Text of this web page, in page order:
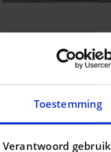
Toestemming
Verantwoord
De